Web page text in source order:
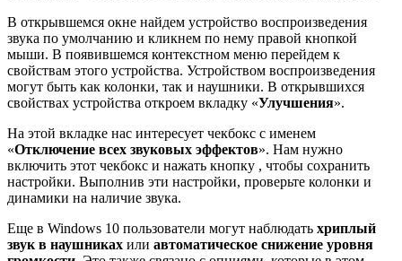
В открывшемся окне найдем устройство воспроизведения
звука по умолчанию и кликнем по нему правой кнопкой
мыши. В появившемся контекстном меню перейдем к
свойствам этого устройства. Устройством воспроизведения
могут быть как колонки, так и наушники. В открывшихся
свойствах устройства откроем вкладку «Улучшения».
На этой вкладке нас интересует чекбокс с именем
«Отключение всех звуковых эффектов». Нам нужно
включить этот чекбокс и нажать кнопку , чтобы сохранить
настройки. Выполнив эти настройки, проверьте колонки и
динамики на наличие звука.
Еще в Windows 10 пользователи могут наблюдать хриплый
звук в наушниках или автоматическое снижение уровня